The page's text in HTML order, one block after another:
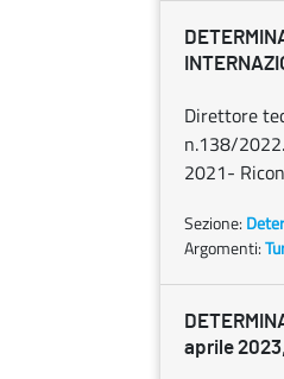
Direttore
n.138/
2021-
Sezione:
Argomenti:
aprile